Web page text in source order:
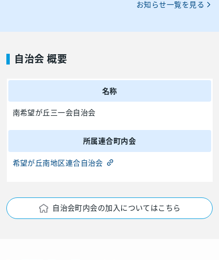
お知らせ一覧を見る
自治会 概要
名称
南希望が丘三一会自治会
所属連合町内会
希望が丘南地区連合自治会
自治会町内会の加入についてはこちら